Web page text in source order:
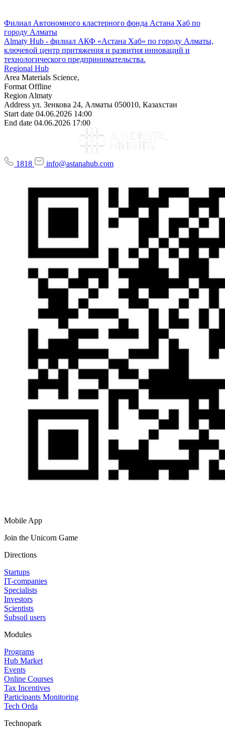
Филиал Автономного кластерного фонда Астана Хаб по
городу Алматы
Almaty Hub - филиал АКФ «Астана Хаб» по городу Алматы,
ключевой центр притяжения и развития инноваций и
технологического предпринимательства.
Regional Hub
Area Materials Science,
Format Offline
Region Almaty
Address ул. Зенкова 24, Алматы 050010, Казахстан
Start date 04.06.2026 14:00
End date 04.06.2026 17:00
1818 info@astanahub.com
Mobile App
Join the Unicorn Game
Directions
Startups
IT-companies
Specialists
Investors
Scientists
Subsoil users
Modules
Programs
Hub Market
Events
Online Courses
Tax Incentives
Participants Monitoring
Tech Orda
Technopark